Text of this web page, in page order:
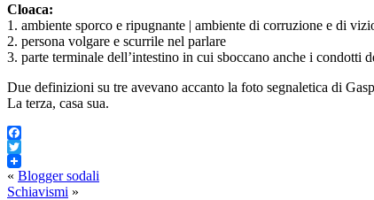
Cloaca:
1. ambiente sporco e ripugnante | ambiente di corruzione e di
2. persona volgare e scurrile nel parlare
3. parte terminale dell’intestino in cui sboccano anche i condotti
Due definizioni su tre avevano accanto la foto segnaletica di
La terza, casa sua.
Facebook
Twitter
« Blogger sodali
Schiavismi »